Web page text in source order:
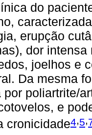
do
erupção
dor
joelhos e
Da mesma
por poliartrite/
e
cronicidade4,5,